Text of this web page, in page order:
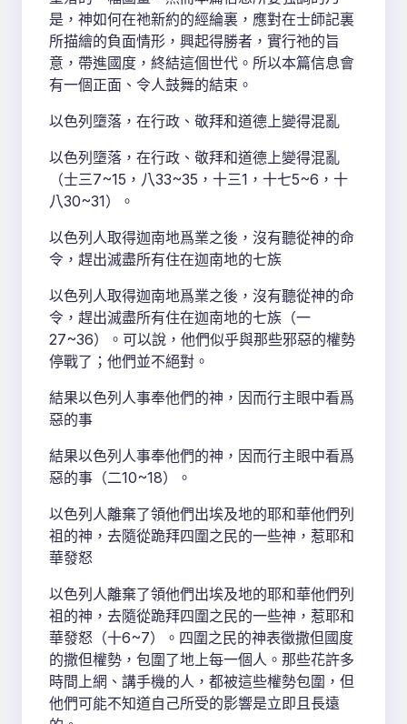
是，神如何在祂新約的經綸裏，應對在士師記裏
所描繪的負面情形，興起得勝者，實行祂的旨
意，帶進國度，終結這個世代。所以本篇信息會
有一個正面、令人鼓舞的結束。
以色列墮落，在行政、敬拜和道德上變得混亂
以色列墮落，在行政、敬拜和道德上變得混亂
（士三7~15，八33~35，十三1，十七5~6，十
八30~31）。
以色列人取得迦南地爲業之後，沒有聽從神的命
令，趕出滅盡所有住在迦南地的七族
以色列人取得迦南地爲業之後，沒有聽從神的命
令，趕出滅盡所有住在迦南地的七族（一
27~36）。可以說，他們似乎與那些邪惡的權勢
停戰了；他們並不絕對。
結果以色列人事奉他們的神，因而行主眼中看爲
惡的事
結果以色列人事奉他們的神，因而行主眼中看爲
惡的事（二10~18）。
以色列人離棄了領他們出埃及地的耶和華他們列
祖的神，去隨從跪拜四圍之民的一些神，惹耶和
華發怒
以色列人離棄了領他們出埃及地的耶和華他們列
祖的神，去隨從跪拜四圍之民的一些神，惹耶和
華發怒（十6~7）。四圍之民的神表徵撒但國度
的撒但權勢，包圍了地上每一個人。那些花許多
時間上網、講手機的人，都被這些權勢包圍，但
他們可能不知道自己所受的影響是立即且長遠